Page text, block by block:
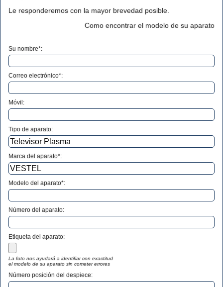
Le responderemos con la mayor brevedad posible.
Como encontrar el modelo de su aparato
Su nombre*:
Correo electrónico*:
Móvil:
Tipo de aparato:
Marca del aparato*:
Modelo del aparato*:
Número del aparato:
Etiqueta del aparato:
La foto nos ayudará a identifiar con exactitud
el modelo de su aparato sin cometer errores
Número posición del despiece: